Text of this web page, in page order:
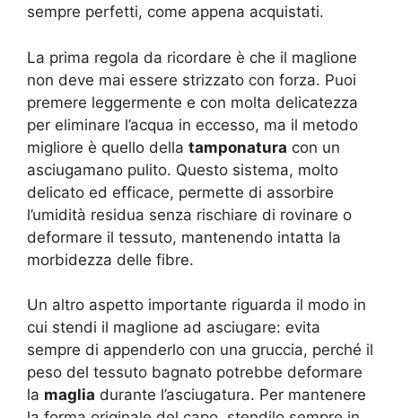
sempre perfetti, come appena acquistati.
La prima regola da ricordare è che il maglione
non deve mai essere strizzato con forza. Puoi
premere leggermente e con molta delicatezza
per eliminare l’acqua in eccesso, ma il metodo
migliore è quello della tamponatura con un
asciugamano pulito. Questo sistema, molto
delicato ed efficace, permette di assorbire
l’umidità residua senza rischiare di rovinare o
deformare il tessuto, mantenendo intatta la
morbidezza delle fibre.
Un altro aspetto importante riguarda il modo in
cui stendi il maglione ad asciugare: evita
sempre di appenderlo con una gruccia, perché il
peso del tessuto bagnato potrebbe deformare
la maglia durante l’asciugatura. Per mantenere